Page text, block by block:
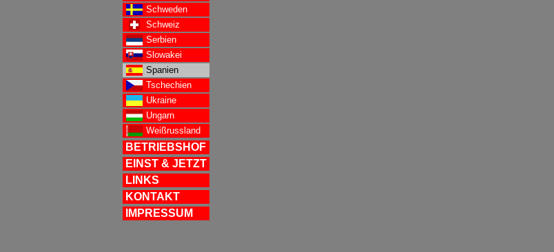
Schweden
Schweiz
Serbien
Slowakei
Spanien
Tschechien
Ukraine
Ungarn
Weißrussland
BETRIEBSHOF
EINST & JETZT
LINKS
KONTAKT
IMPRESSUM